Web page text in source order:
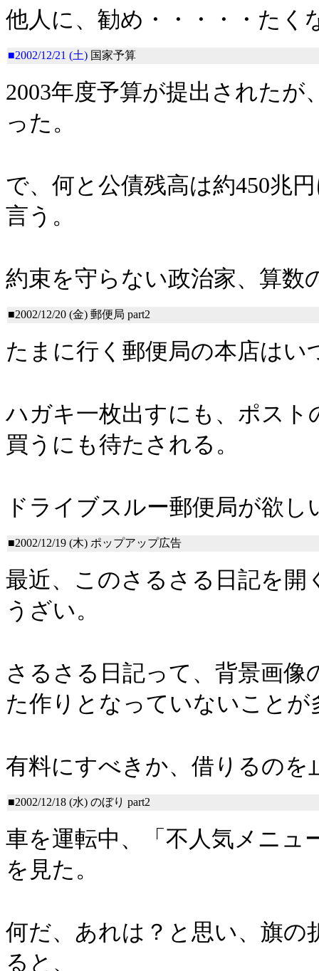
他人に、勧め・・・・・たく
■2002/12/21 (土) 国家予算
2003年度予算が提出されたが
った。
で、何と公債残高は約450兆
言う。
約束を守らない政治家、算数
■2002/12/20 (金) 郵便局 part2
たまに行く郵便局の本店はい
ハガキ一枚出すにも、ポス
買うにも待たされる。
ドライブスルー郵便局が欲し
■2002/12/19 (木) ポップアップ広告
最近、このさるさる日記を
うざい。
さるさる日記って、背景画
た作りとなっていないことが
有料にすべきか、借りるのを
■2002/12/18 (水) のぼり part2
車を運転中、「不人気メニ
を見た。
何だ、あれは？と思い、旗
ると、